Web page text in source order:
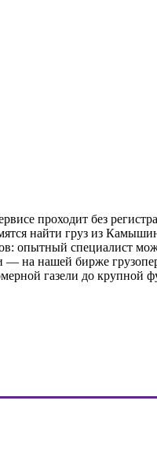
проходит без
найти груз из
опытный специалист
на нашей бирже
газели до крупной